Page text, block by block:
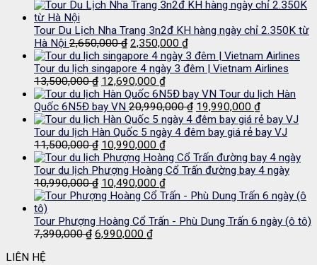
5,790,000 ₫.
gốc
1,250,000 ₫.
hiện
là:
1,150,000 ₫.
Tour Du Lịch Nha Trang 3n2đ KH hàng ngày chỉ 2.350K từ
Hà Nội 2,650,000₫ Giá
gốc
là:
2,650,000 ₫.
2,350,000 ₫Giá
hiện
tại
2,350,000 ₫.
Tour du lịch singapore 4 ngày 3 đêm | Vietnam Airlines
13,500,000₫ Giá
gốc
là:
13,500,000 ₫.
12,690,000 ₫Giá
hiện
tại
là:
12,690,000 ₫.
Tour du lịch Hàn
Quốc 6N5Đ bay VN 20,990,000₫ Giá
gốc
là:
19,990,000 ₫Giá
hiện
tại
19,990,000
Tour du lịch Hàn Quốc 5 ngày 4 đêm bay giá rẻ bay VJ
11,500,000₫ Giá
gốc
là:
11,500,000 ₫.
10,990,000 ₫Giá
hiện
tại
là:
10,990,000 ₫.
Tour du lịch Phượng Hoàng Cổ Trấn đường bay 4 ngày
10,990,000₫ Giá
gốc
10,990,000 ₫.
10,490,000 ₫Giá
hiện
là:
Tour Phượng Hoàng Cổ Trấn - Phù Dung Trấn 6 ngày (ô tô)
7,390,000₫ Giá
6,990,000 ₫Giá
LIÊN HỆ